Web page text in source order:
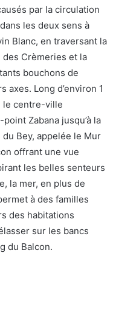
par la circulation
les deux sens à
Blanc, en traversant la
des Crèmeries et la
bouchons de
Long d’environ 1
le centre-ville
Zabana jusqu’à la
Bey, appelée le Mur
offrant une vue
les belles senteurs
la mer, en plus de
à des familles
des habitations
sur les bancs
du Balcon.